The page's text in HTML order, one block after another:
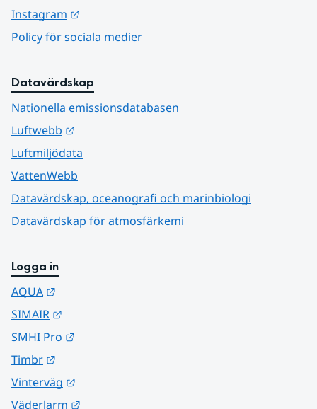
Instagram
Policy för sociala medier
Datavärdskap
Nationella emissionsdatabasen
Luftwebb
Luftmiljödata
VattenWebb
Datavärdskap, oceanografi och marinbiologi
Datavärdskap för atmosfärkemi
Logga in
AQUA
SIMAIR
SMHI Pro
Timbr
Vinterväg
Väderlarm